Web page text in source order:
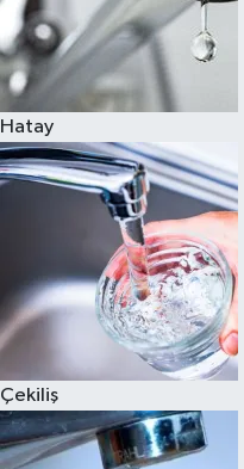
Hatay
Çekiliş